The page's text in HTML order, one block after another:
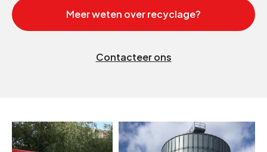
Meer weten over recyclage?
Contacteer ons